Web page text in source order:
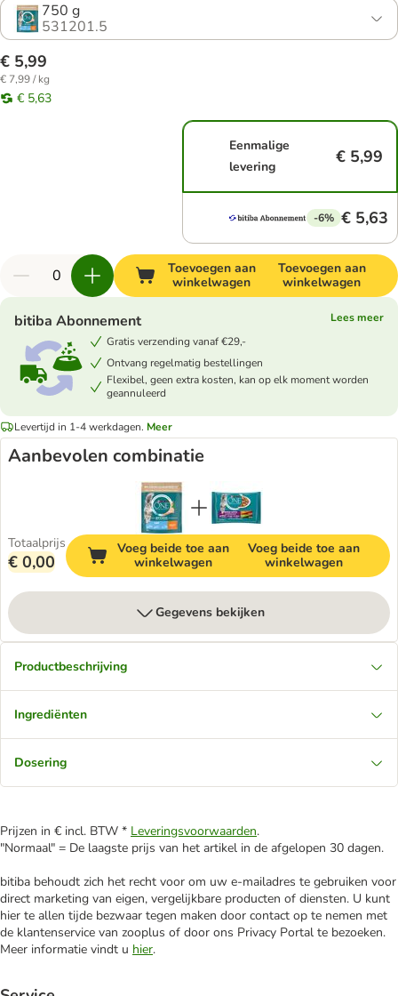
750 g
531201.5
€ 5,99
€ 7,99 / kg
€ 5,63
Eenmalige
levering
€ 5,99
-6% € 5,63
Toevoegen aan
winkelwagen
Toevoegen aan
winkelwagen
bitiba Abonnement
Lees meer
Gratis verzending vanaf €29,-
Ontvang regelmatig bestellingen
Flexibel, geen extra kosten, kan op elk moment worden
geannuleerd
Levertijd in 1-4 werkdagen. Meer
Aanbevolen combinatie
Totaalprijs
€ 0,00
Voeg beide toe aan
winkelwagen
Voeg beide toe aan
winkelwagen
Gegevens bekijken
Productbeschrijving
Ingrediënten
Dosering
Prijzen in € incl. BTW * Leveringsvoorwaarden.
"Normaal" = De laagste prijs van het artikel in de afgelopen 30 dagen.
bitiba behoudt zich het recht voor om uw e-mailadres te gebruiken voor
direct marketing van eigen, vergelijkbare producten of diensten. U kunt
hier te allen tijde bezwaar tegen maken door contact op te nemen met
de klantenservice van zooplus of door ons Privacy Portal te bezoeken.
Meer informatie vindt u hier.